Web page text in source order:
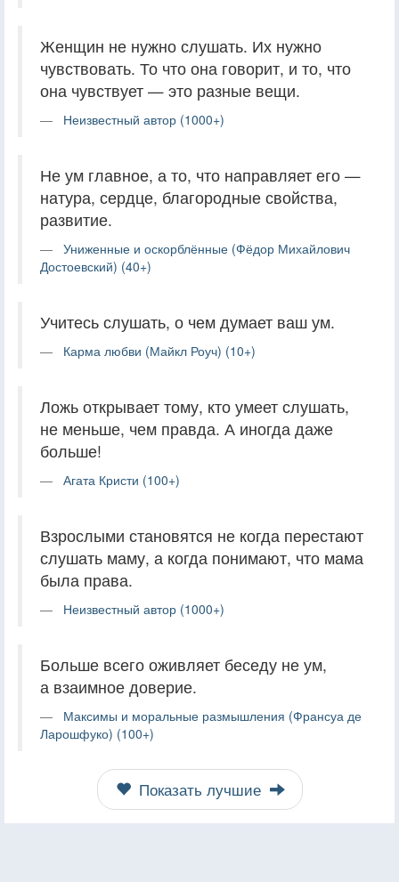
Женщин не нужно слушать. Их нужно
чувствовать. То что она говорит, и то, что
она чувствует — это разные вещи.
Неизвестный автор (1000+)
Не ум главное, а то, что направляет его —
натура, сердце, благородные свойства,
развитие.
Униженные и оскорблённые (Фёдор Михайлович
Достоевский) (40+)
Учитесь слушать, о чем думает ваш ум.
Карма любви (Майкл Роуч) (10+)
Ложь открывает тому, кто умеет слушать,
не меньше, чем правда. А иногда даже
больше!
Агата Кристи (100+)
Взрослыми становятся не когда перестают
слушать маму, а когда понимают, что мама
была права.
Неизвестный автор (1000+)
Больше всего оживляет беседу не ум,
а взаимное доверие.
Максимы и моральные размышления (Франсуа де
Ларошфуко) (100+)
Показать лучшие